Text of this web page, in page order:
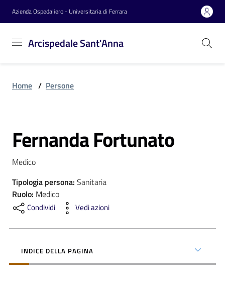
Vai al contenuto
Vai alla navigazione
Vai al footer
Azienda Ospedaliero - Universitaria di Ferrara
Arcispedale Sant'Anna
Sant'Anna
Azienda
Servizi
Novità
Home / Persone
Salta al contenuto
Fernanda Fortunato
Medico
Tipologia persona: Sanitaria
Ruolo: Medico
Condividi Vedi azioni
INDICE DELLA PAGINA